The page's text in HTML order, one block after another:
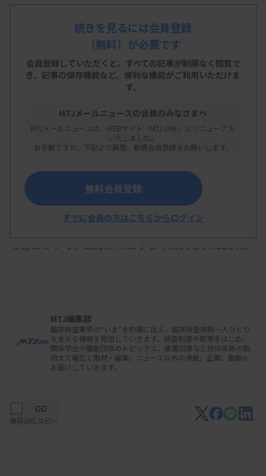
（千葉大医学部付属病院長）は、大学病院が人材育
成や研究、創薬など多様な役割を担っているとし
て、国や自治体からの支援がなければ「医療として
成り立たない」と訴えた。
会見では担当理事が、2004年度の法人化以降、在
院日数の短縮に努めてきただけでなく、ほかの公的
病院よりも低い給与で業務に従事してきたと説明。
一方、材料費の増加などにより25年度の収支見通し
「もはや限界で、とてもではないが機能を維持でき
ない」と話した。
大鳥会長は、仮に十分な経営支援が行われなかった
場合について、自身が所属する千葉大を例に説明。
シュが底をつき、事実上倒産する」と述べた。医療
機器が更新できないため、患者にとっても多くのデ
メリットがあると強調した。【MEDIFAX】
続きを見るには会員登録
（無料）が必要です
会員登録していただくと、すべての記事が制限なく閲覧で
き、 記事の保存機能など、便利な機能がご利用いただけま
す。
MTJメールニュースの会員のみなさまへ
MTJメールニュースは、WEBサイト「MTJ ONE」にリニューアル
いたしました。
お手数ですが、下記より再度、新規会員登録をお願いします。
無料会員登録
すでに会員の方はこちらからログイン
MTJ編集部
臨床検査業界の“いま”を的確に捉え、臨床検査技師一人ひとり
を支える情報を発信していきます。検査制度や政策をはじめ、
関係学会や職能団体のトピックス、装置試薬など技術革新の動
向まで幅広く取材・編集。ニュース以外の連載、企画、動画も
お届けしていきます。
保存URLコピー